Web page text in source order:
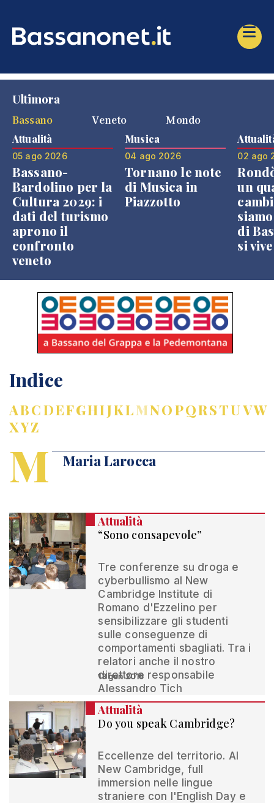
Ultimora
Bassano
Veneto Mondo
Attualità
05 ago 2026
Bassano-
Bardolino per la
Cultura 2029: i
dati del turismo
aprono il
confronto
veneto
Musica
04 ago 2026
Tornano le note
di Musica in
Piazzotto
02 ago
un
di
si
Indice
ABCDEFGHIJKLMNOPQRSTUVW
XYZ
M Maria Larocca
Attualità
“Sono consapevole”
Tre conferenze su droga e
cyberbullismo al New
Cambridge Institute di
Romano d'Ezzelino per
sensibilizzare gli studenti
sulle conseguenze di
comportamenti sbagliati. Tra i
relatori anche il nostro
direttore responsabile
Alessandro Tich
13 gen 2016
Attualità
Do you speak Cambridge?
Eccellenze del territorio. Al
New Cambridge, full
immersion nelle lingue
straniere con l'English Day e